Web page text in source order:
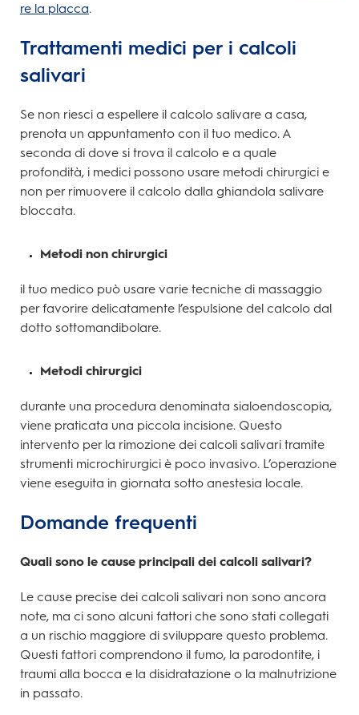
re la placca.
Trattamenti medici per i calcoli
salivari
Se non riesci a espellere il calcolo salivare a casa,
prenota un appuntamento con il tuo medico. A
seconda di dove si trova il calcolo e a quale
profondità, i medici possono usare metodi chirurgici e
non per rimuovere il calcolo dalla ghiandola salivare
bloccata.
Metodi non chirurgici
il tuo medico può usare varie tecniche di massaggio
per favorire delicatamente l’espulsione del calcolo dal
dotto sottomandibolare.
Metodi chirurgici
durante una procedura denominata sialoendoscopia,
viene praticata una piccola incisione. Questo
intervento per la rimozione dei calcoli salivari tramite
strumenti microchirurgici è poco invasivo. L’operazione
viene eseguita in giornata sotto anestesia locale.
Domande frequenti
Quali sono le cause principali dei calcoli salivari?
Le cause precise dei calcoli salivari non sono ancora
note, ma ci sono alcuni fattori che sono stati collegati
a un rischio maggiore di sviluppare questo problema.
Questi fattori comprendono il fumo, la parodontite, i
traumi alla bocca e la disidratazione o la malnutrizione
in passato.